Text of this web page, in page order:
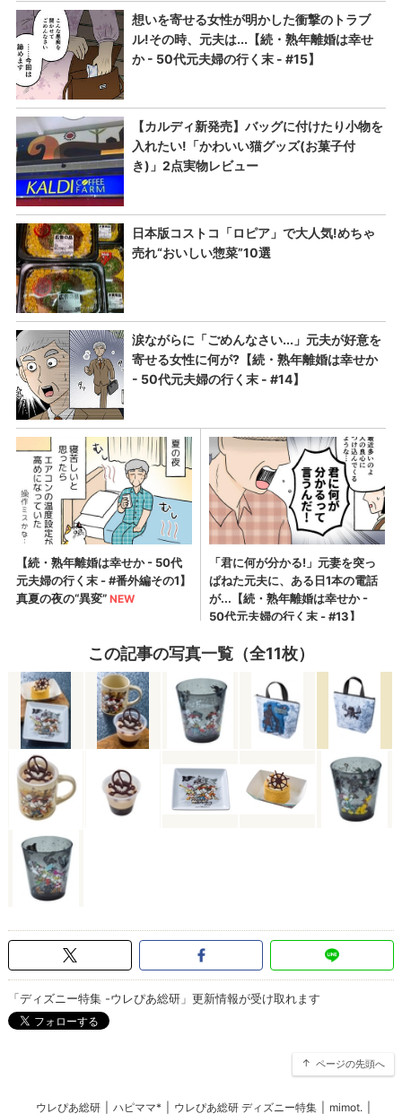
この記事の写真一覧（全11枚）
「ディズニー特集 -ウレぴあ総研」更新情報が受け取れます
ページの先頭へ
ウレぴあ総研 ハピママ* ウレぴあ総研 ディズニー特集 mimot.